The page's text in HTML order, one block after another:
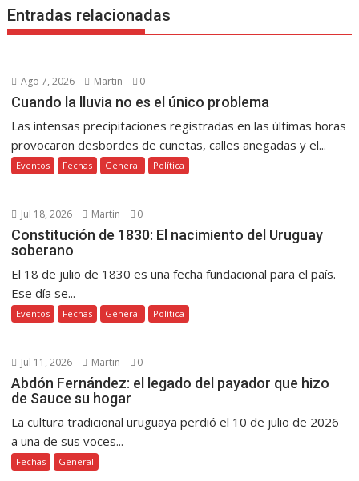
Entradas relacionadas
Ago 7, 2026 Martin 0
Cuando la lluvia no es el único problema
Las intensas precipitaciones registradas en las últimas horas
provocaron desbordes de cunetas, calles anegadas y el...
Eventos Fechas General Política
Jul 18, 2026 Martin 0
Constitución de 1830: El nacimiento del Uruguay
soberano
El 18 de julio de 1830 es una fecha fundacional para el país.
Ese día se...
Eventos Fechas General Política
Jul 11, 2026 Martin 0
Abdón Fernández: el legado del payador que hizo
de Sauce su hogar
La cultura tradicional uruguaya perdió el 10 de julio de 2026
a una de sus voces...
Fechas General